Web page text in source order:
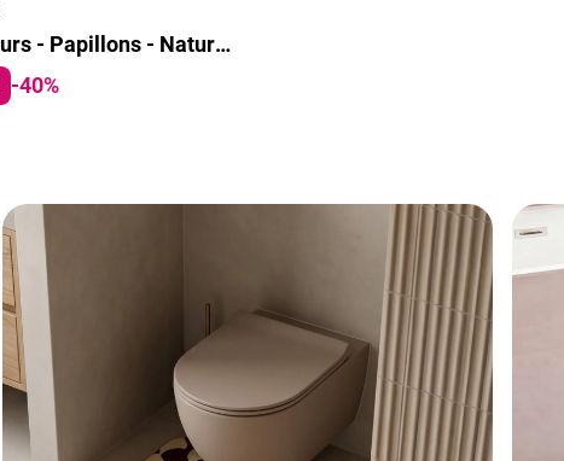
Femme - Fleurs - Papillons - Nature - Vintage
-40%